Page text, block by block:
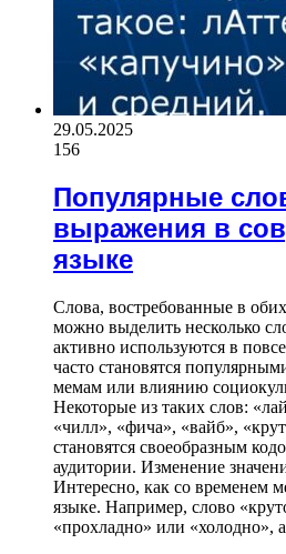
29.05.2025
156
Популярные
выражения в
языке
Слова, востребованные в
можно выделить несколько
активно используются в
часто становятся
мемам или влиянию
Некоторые из таких слов:
«чилл», «фича», «вайб»,
становятся своеобразным
аудитории. Изменение
Интересно, как со временем
языке. Например, слово
«прохладно» или «холодно»,